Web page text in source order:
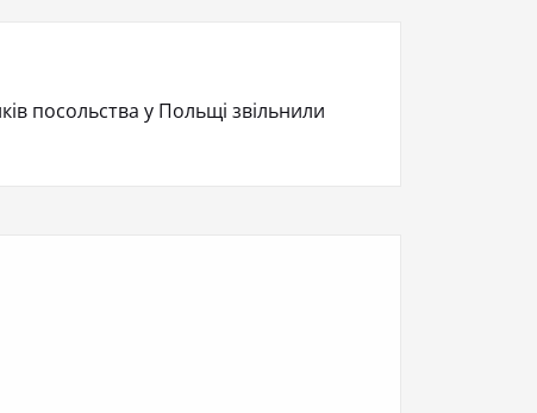
посольства у Польщі звільнили